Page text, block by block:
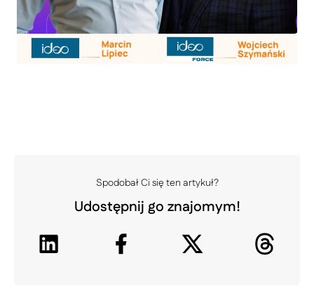
Spodobał Ci się ten artykuł?
Udostępnij go znajomym!